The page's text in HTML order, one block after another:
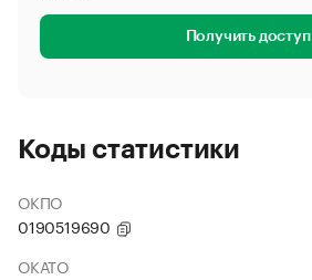
Получить доступ
Коды статистики
ОКПО
0190519690
ОКАТО